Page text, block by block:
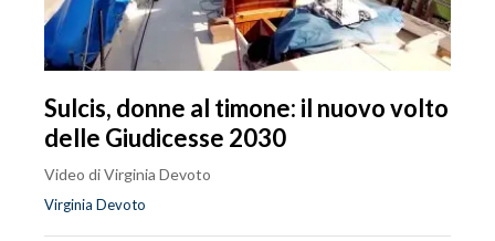
Sulcis, donne al timone: il nuovo volto
delle Giudicesse 2030
Video di Virginia Devoto
Virginia Devoto